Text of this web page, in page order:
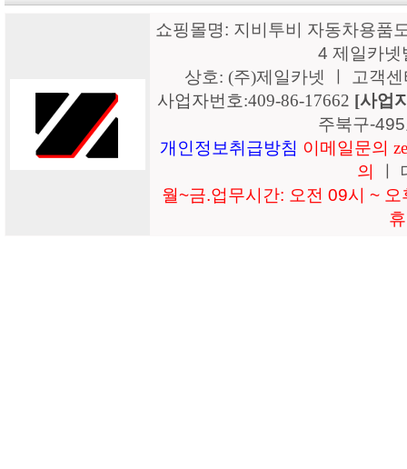
쇼핑몰명: 지비투비 자동차용품
4 제일카
상호: (주)제일카넷 ㅣ 고객
사업자번호:409-86-17662 [사업
주북구-
개인정보취급방침 이메일문의
의
월~금.업무시간: 오전 09시 ~